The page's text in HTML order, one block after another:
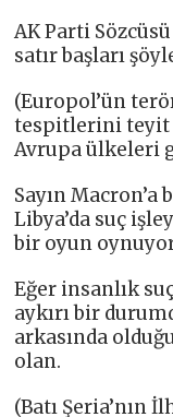
AK Parti
satır başları
(Europol’ün
tespitlerini teyit
Avrupa ülkeleri
Sayın
Libya’da suç
bir oyun
Eğer insanlık
aykırı bir
arkasında
olan.
(Batı Şeria’nın